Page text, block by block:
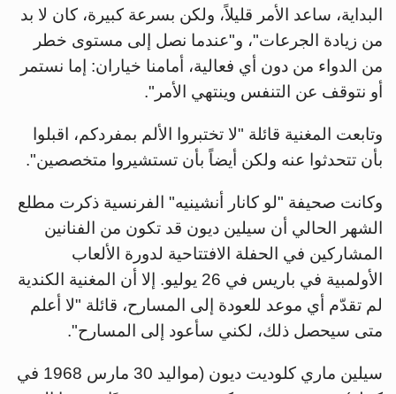
البداية، ساعد الأمر قليلاً، ولكن بسرعة كبيرة، كان لا بد
من زيادة الجرعات"، و"عندما نصل إلى مستوى خطر
من الدواء من دون أي فعالية، أمامنا خياران: إما نستمر
أو نتوقف عن التنفس وينتهي الأمر".
وتابعت المغنية قائلة "لا تختبروا الألم بمفردكم، اقبلوا
بأن تتحدثوا عنه ولكن أيضاً بأن تستشيروا متخصصين".
وكانت صحيفة "لو كانار أنشينيه" الفرنسية ذكرت مطلع
الشهر الحالي أن سيلين ديون قد تكون من الفنانين
المشاركين في الحفلة الافتتاحية لدورة الألعاب
الأولمبية في باريس في 26 يوليو. إلا أن المغنية الكندية
لم تقدّم أي موعد للعودة إلى المسارح، قائلة "لا أعلم
متى سيحصل ذلك، لكني سأعود إلى المسارح".
سيلين ماري كلوديت ديون (مواليد 30 مارس 1968 في